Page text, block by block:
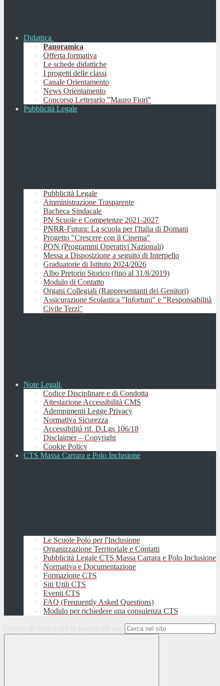
Didattica
Panoramica
Offerta formativa
Le schede didattiche
I progetti delle classi
Canale Orientamento
News Orientamento
Concorso Letterario "Mauro Fiori"
Pubblicità Legale
Pubblicità Legale
Amministrazione Trasparente
Bacheca Sindacale
PN Scuole e Competenze 2021-2027
PNRR-Futura: La scuola per l'Italia di Domani
Progetto "Crescere con il Cinema"
PON (Programmi Operativi Nazionali)
Messa a Disposizione a seguito di Interpello
Graduatorie di Istituto 2024/2026
Albo Pretorio Storico (fino al 31/8/2019)
Modulo di Contatto
Organi Collegiali (Rappresentanti dei Genitori)
Assicurazione Scolastica "Infortuni" e "Responsabilità
Civile Terzi"
Note Legali
Codice Disciplinare e di Condotta
Attestazione Accessibilità CMS
Adempimenti Legge Privacy
Normativa Sicurezza
Accessibilità rif. D.Lgs 106/18
Disclaimer – Copyright
Cookie Policy
CTS Massa Carrara e Polo Inclusione
Le Scuole Polo per l'Inclusione
Organizzazione Territoriale e Contatti
Pubblicità Legale CTS Massa Carrara e Polo Inclusione
Normativa e Documentazione
Formazione CTS
Siti Utili CTS
Eventi CTS
FAQ (Frequently Asked Questions)
Modulo per richiedere una consulenza CTS
Campo di ricerca per le pagine del sito